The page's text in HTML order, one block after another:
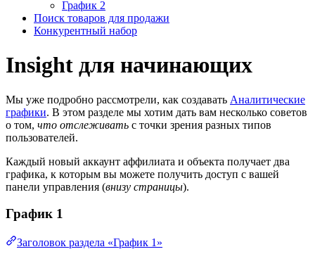
График 2
Поиск товаров для продажи
Конкурентный набор
Insight для начинающих
Мы уже подробно рассмотрели, как создавать Аналитические
графики. В этом разделе мы хотим дать вам несколько советов
о том, что отслеживать с точки зрения разных типов
пользователей.
Каждый новый аккаунт аффилиата и объекта получает два
графика, к которым вы можете получить доступ с вашей
панели управления (внизу страницы).
График 1
Заголовок раздела «График 1»